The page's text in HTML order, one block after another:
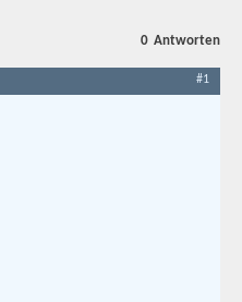
0 Antworten
#1